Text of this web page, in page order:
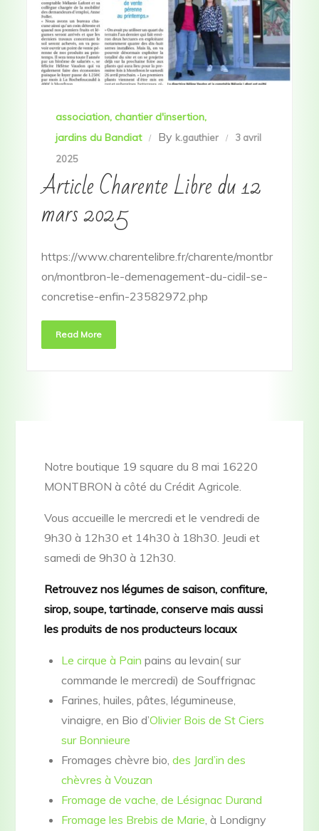
association chantier d'insertion
jardins du Bandiat
By k.gauthier
3 avril
2025
Article Charente Libre du 12
mars 2025
https://www.charentelibre.fr/charente/montbr
on/montbron-le-demenagement-du-cidil-se-
concretise-enfin-23582972.php
Read More
Notre boutique 19 square du 8 mai 16220
MONTBRON à côté du Crédit Agricole.
Vous accueille le mercredi et le vendredi de
9h30 à 12h30 et 14h30 à 18h30. Jeudi et
samedi de 9h30 à 12h30.
Retrouvez nos légumes de saison, confiture,
sirop, soupe, tartinade, conserve mais aussi
les produits de nos producteurs locaux
Le cirque à Pain pains au levain( sur
commande le mercredi) de Souffrignac
Farines, huiles, pâtes, légumineuse,
vinaigre, en Bio d’Olivier Bois de St Ciers
sur Bonnieure
Fromages chèvre bio,des Jard’in des
chèvres à Vouzan
Fromage de vache, de Lésignac Durand
Fromage les Brebis de Marie , à Londigny